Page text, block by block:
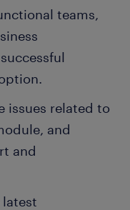
teams,
issues related to
and
and